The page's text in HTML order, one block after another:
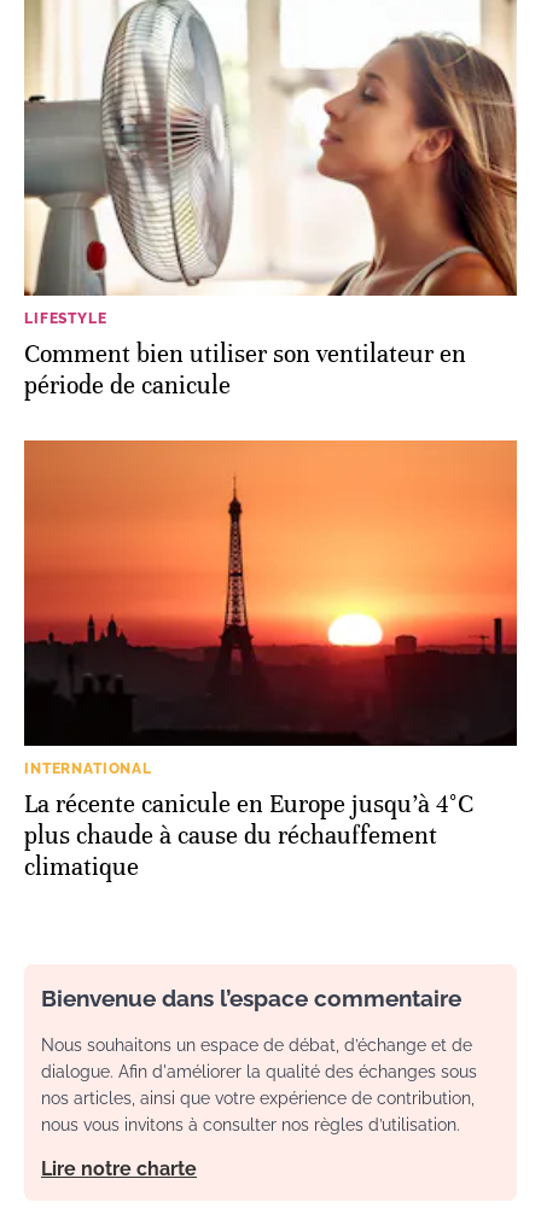
LIFESTYLE
Comment bien utiliser son ventilateur en
période de canicule
INTERNATIONAL
La récente canicule en Europe jusqu’à 4°C
plus chaude à cause du réchauffement
climatique
Bienvenue dans l’espace commentaire
Nous souhaitons un espace de débat, d’échange et de
dialogue. Afin d'améliorer la qualité des échanges sous
nos articles, ainsi que votre expérience de contribution,
nous vous invitons à consulter nos règles d’utilisation.
Lire notre charte